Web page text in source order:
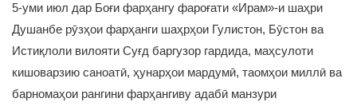
5-уми июл дар Боғи фарҳангу фароғати «Ирам»-и шаҳри
Душанбе рӯзҳои фарҳанги шаҳрҳои Гулистон, Бӯстон ва
Истиқлоли вилояти Суғд баргузор гардида, маҳсулоти
кишоварзию саноатӣ, ҳунарҳои мардумӣ, таомҳои миллӣ ва
барномаҳои рангини фарҳангиву адабӣ манзури